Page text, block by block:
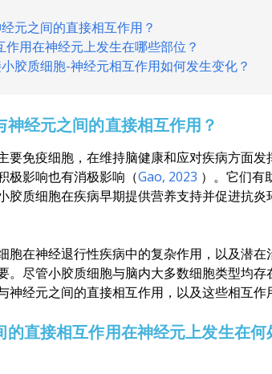
元之间的直接相互作用？
用在神经元上发生在哪些部位？
胶质细胞-神经元相互作用如何发生变化？
经元之间的直接相互作用？
要免疫细胞，在维持脑健康和应对疾病方面
极影响也有消极影响（Gao, 2023 ）。它们有
胶质细胞在疾病早期提供营养支持并促进抗
胞在神经退行性疾病中的复杂作用，以及潜
。尽管小胶质细胞与脑内大多数细胞类型均
经元之间的直接相互作用，以及这些相互作
直接相互作用在神经元上发生在何